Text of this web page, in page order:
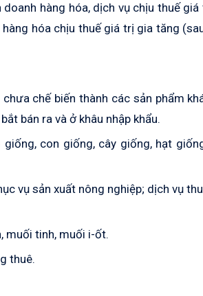
hàng hóa, dịch vụ chịu thuế
hóa chịu thuế giá trị gia tăng
chế biến thành các sản phẩm
bán ra và ở khâu nhập khẩu.
con giống, cây giống, hạt
vụ sản xuất nông nghiệp; dịch vụ
muối tinh, muối i-ốt.
thuê.